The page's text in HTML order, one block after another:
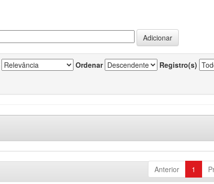
Ordenar Registro(s)
Anterior 1